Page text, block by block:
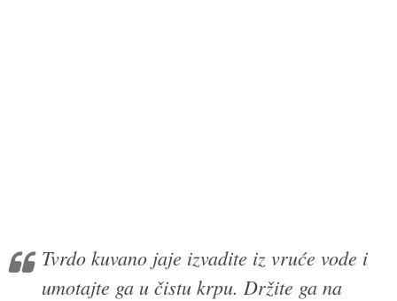
Tvrdo kuvano jaje izvadite iz vruće vode i
umotajte ga u čistu krpu. Držite ga na